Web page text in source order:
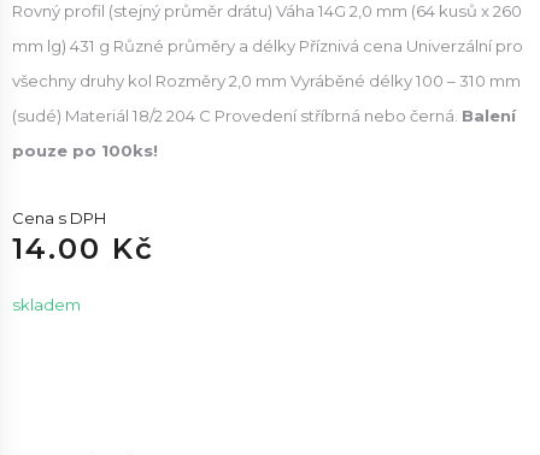
Rovný profil (stejný průměr drátu) Váha 14G 2,0 mm (64 kusů x 260
mm lg) 431 g Různé průměry a délky Příznivá cena Univerzální pro
všechny druhy kol Rozměry 2,0 mm Vyráběné délky 100 – 310 mm
(sudé) Materiál 18/2 204 C Provedení stříbrná nebo černá. Balení
pouze po 100ks!
Cena s DPH
14.00 Kč
skladem